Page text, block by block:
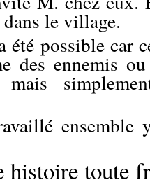
le village.
possible car
des ennemis
mais
ensemble
histoire toute